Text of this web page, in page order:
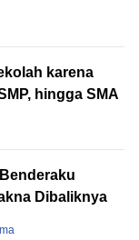
karena
hingga SMA
Dibaliknya